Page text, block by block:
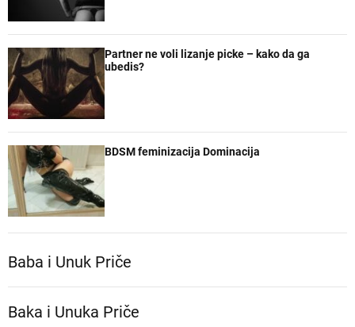
Partner ne voli lizanje picke – kako da ga
ubedis?
BDSM feminizacija Dominacija
Baba i Unuk Priče
Baka i Unuka Pričе